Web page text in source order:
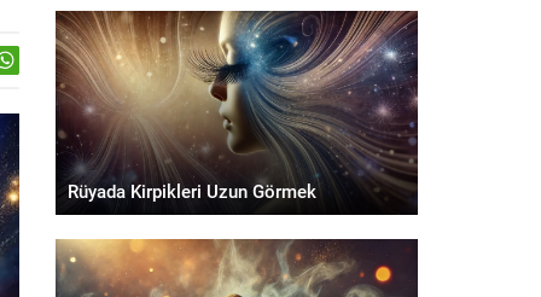
Rüyada Kirpikleri Uzun Görmek